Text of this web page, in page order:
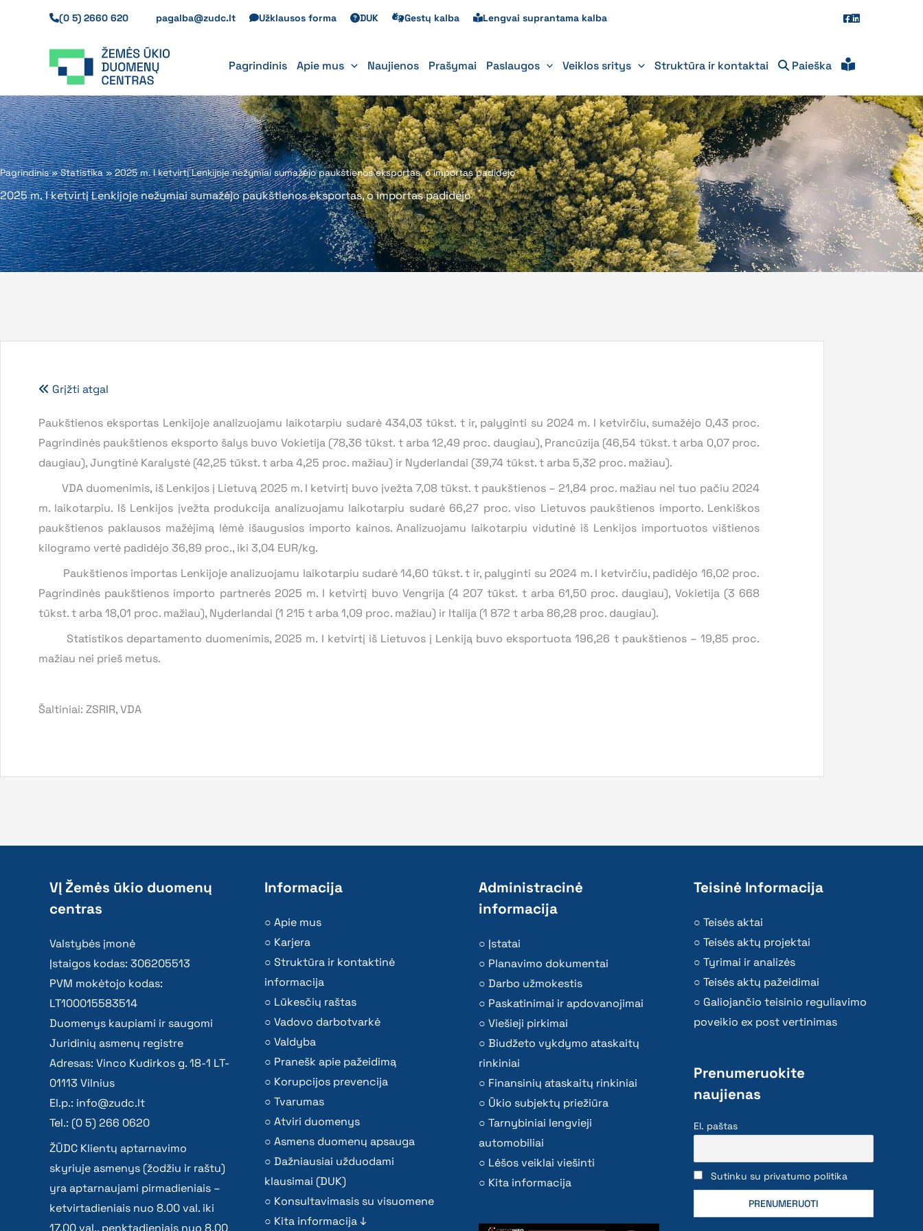
(0 5) 2660 620 pagalba@zudc.lt Užklausos forma DUK Gestų kalba Lengvai suprantama kalba
Pagrindinis Apie mus Naujienos Prašymai Paslaugos Veiklos sritys Struktūra ir kontaktai Paieška
Pagrindinis»Statistika»2025 m. I ketvirtį Lenkijoje nežymiai sumažėjo paukštienos eksportas, o importas padidėjo
2025 m. I ketvirtį Lenkijoje nežymiai sumažėjo paukštienos eksportas, o importas padidėjo
Grįžti atgal
Paukštienos eksportas Lenkijoje analizuojamu laikotarpiu sudarė 434,03 tūkst. t ir, palyginti su 2024 m. I ketvirčiu, sumažėjo 0,43 proc.
Pagrindinės paukštienos eksporto šalys buvo Vokietija (78,36 tūkst. t arba 12,49 proc. daugiau), Prancūzija (46,54 tūkst. t arba 0,07 proc.
daugiau), Jungtinė Karalystė (42,25 tūkst. t arba 4,25 proc. mažiau) ir Nyderlandai (39,74 tūkst. t arba 5,32 proc. mažiau).
VDA duomenimis, iš Lenkijos į Lietuvą 2025 m. I ketvirtį buvo įvežta 7,08 tūkst. t paukštienos – 21,84 proc. mažiau nei tuo pačiu 2024
m. laikotarpiu. Iš Lenkijos įvežta produkcija analizuojamu laikotarpiu sudarė 66,27 proc. viso Lietuvos paukštienos importo. Lenkiškos
paukštienos paklausos mažėjimą lėmė išaugusios importo kainos. Analizuojamu laikotarpiu vidutinė iš Lenkijos importuotos vištienos
kilogramo vertė padidėjo 36,89 proc., iki 3,04 EUR/kg.
Paukštienos importas Lenkijoje analizuojamu laikotarpiu sudarė 14,60 tūkst. t ir, palyginti su 2024 m. I ketvirčiu, padidėjo 16,02 proc.
Pagrindinės paukštienos importo partnerės 2025 m. I ketvirtį buvo Vengrija (4 207 tūkst. t arba 61,50 proc. daugiau), Vokietija (3 668
tūkst. t arba 18,01 proc. mažiau), Nyderlandai (1 215 t arba 1,09 proc. mažiau) ir Italija (1 872 t arba 86,28 proc. daugiau).
Statistikos departamento duomenimis, 2025 m. I ketvirtį iš Lietuvos į Lenkiją buvo eksportuota 196,26 t paukštienos – 19,85 proc.
mažiau nei prieš metus.
Šaltiniai: ZSRIR, VDA
VĮ Žemės ūkio duomenų
centras
Valstybės įmonė
Įstaigos kodas: 306205513
PVM mokėtojo kodas:
LT100015583514
Duomenys kaupiami ir saugomi
Juridinių asmenų registre
Adresas: Vinco Kudirkos g. 18-1 LT-
01113 Vilnius
El.p.: info@zudc.lt
Tel.: (0 5) 266 0620
ŽŪDC Klientų aptarnavimo
skyriuje asmenys (žodžiu ir raštu)
yra aptarnaujami pirmadieniais –
ketvirtadieniais nuo 8.00 val. iki
Informacija
Apie mus
Karjera
Struktūra ir kontaktinė
informacija
Lūkesčių raštas
Vadovo darbotvarkė
Valdyba
Pranešk apie pažeidimą
Korupcijos prevencija
Tvarumas
Atviri duomenys
Asmens duomenų apsauga
Dažniausiai užduodami
klausimai (DUK)
Konsultavimasis su visuomene
Kita informacija ↓
Administracinė
informacija
Įstatai
Planavimo dokumentai
Darbo užmokestis
Paskatinimai ir apdovanojimai
Viešieji pirkimai
Biudžeto vykdymo ataskaitų
rinkiniai
Finansinių ataskaitų rinkiniai
Ūkio subjektų priežiūra
Tarnybiniai lengvieji
automobiliai
Lėšos veiklai viešinti
Kita informacija
Teisinė Informacija
Teisės aktai
Teisės aktų projektai
Tyrimai ir analizės
Teisės aktų pažeidimai
Galiojančio teisinio reguliavimo
poveikio ex post vertinimas
Prenumeruokite
naujienas
El. paštas
Sutinku su privatumo politika